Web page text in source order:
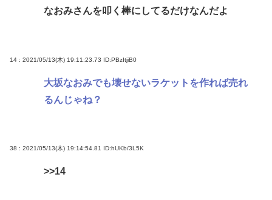
なおみさんを叩く棒にしてるだけなんだよ
14 : 2021/05/13(木) 19:11:23.73 ID:PBzItjiB0
大坂なおみでも壊せないラケットを作れば売れ
るんじゃね？
38 : 2021/05/13(木) 19:14:54.81 ID:hUKb/3L5K
>>14